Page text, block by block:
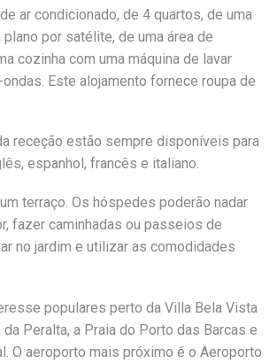
ar condicionado, de 4 quartos, de uma
por satélite, de uma área de
cozinha com uma máquina de lavar
Este alojamento fornece roupa de
receção estão sempre disponíveis para
espanhol, francês e italiano.
terraço. Os hóspedes poderão nadar
fazer caminhadas ou passeios de
no jardim e utilizar as comodidades
populares perto da Villa Bela Vista
Peralta, a Praia do Porto das Barcas e
O aeroporto mais próximo é o Aeroporto